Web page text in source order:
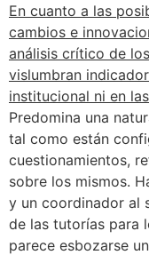
En cuanto a las
cambios e
análisis crítico de
vislumbran
institucional ni en
Predomina una
tal como están
cuestionamientos,
sobre los mismos.
y un coordinador al
de las tutorías para
parece esbozarse